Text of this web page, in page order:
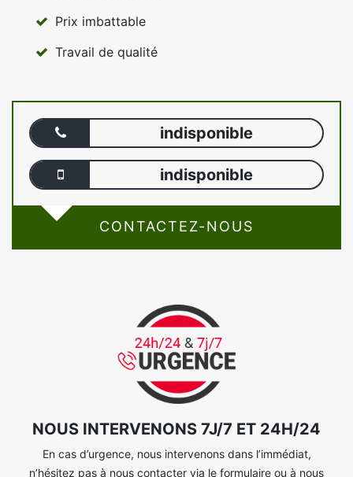
Prix imbattable
Travail de qualité
indisponible
indisponible
CONTACTEZ-NOUS
NOUS INTERVENONS 7J/7 ET 24H/24
En cas d’urgence, nous intervenons dans l’immédiat,
n’hésitez pas à nous contacter via le formulaire ou à nous